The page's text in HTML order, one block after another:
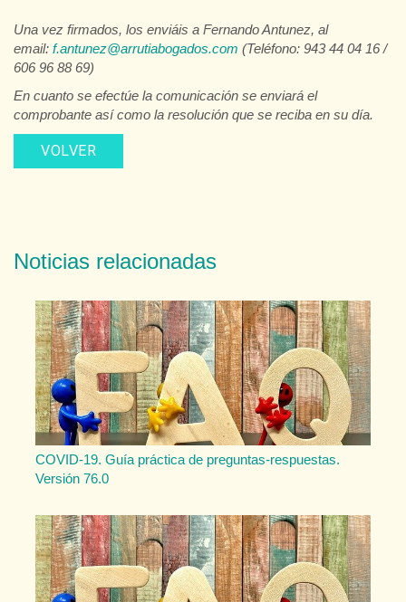
Una vez firmados, los enviáis a Fernando Antunez, al
email: f.antunez@arrutiabogados.com (Teléfono: 943 44 04 16 /
606 96 88 69)
En cuanto se efectúe la comunicación se enviará el
comprobante así como la resolución que se reciba en su día.
VOLVER
Noticias relacionadas
COVID-19. Guía práctica de preguntas-respuestas.
Versión 76.0